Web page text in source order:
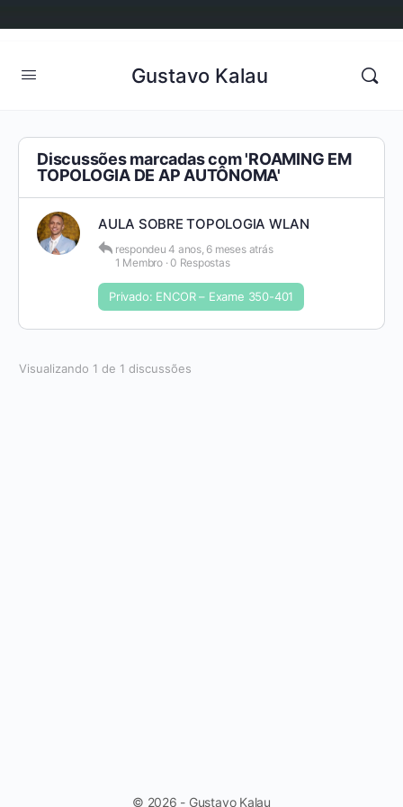
Gustavo Kalau
Discussões marcadas com 'ROAMING EM
TOPOLOGIA DE AP AUTÔNOMA'
AULA SOBRE TOPOLOGIA WLAN
respondeu4 anos, 6 meses atrás
1 Membro ·0 Respostas
Privado: ENCOR – Exame 350-401
Visualizando 1 de 1 discussões
© 2026 - Gustavo Kalau